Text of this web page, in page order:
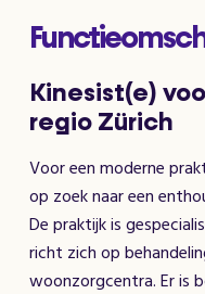
Kinesist(e)
regio Zürich
Voor een moderne
op zoek naar een
De praktijk is
richt zich op
woonzorgcentra. Er is